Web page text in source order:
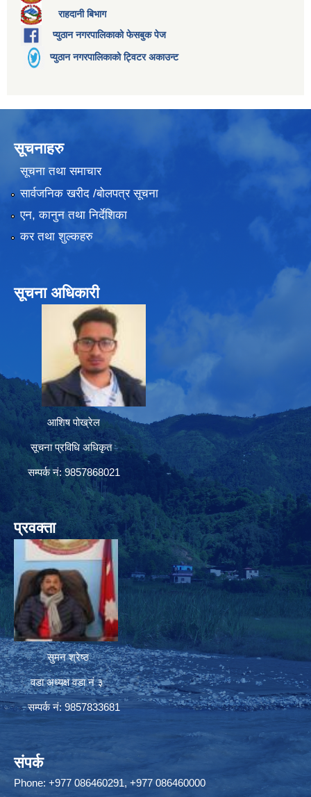
राहदानी बिभाग
प्युठान नगरपालिकाको फेसबुक पेज
प्युठान नगरपालिकाको ट्विटर अकाउन्ट
सूचनाहरु
सूचना तथा समाचार
सार्वजनिक खरीद /बोलपत्र सूचना
एन, कानुन तथा निर्देशिका
कर तथा शुल्कहरु
सूचना अधिकारी
आशिष पोख्रेल
सूचना प्रविधि अधिकृत
सम्पर्क नं: 9857868021
प्रवक्ता
सुमन श्रेष्ठ
वडा अध्यक्ष वडा नं ३
सम्पर्क नं: 9857833681
संपर्क
Phone: +977 086460291, +977 086460000